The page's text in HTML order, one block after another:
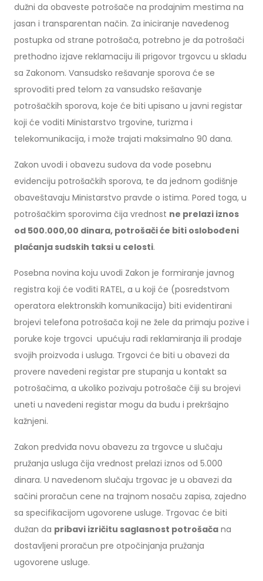
dužni da obaveste potrošače na prodajnim mestima na
jasan i transparentan način. Za iniciranje navedenog
postupka od strane potrošača, potrebno je da potrošači
prethodno izjave reklamaciju ili prigovor trgovcu u skladu
sa Zakonom. Vansudsko rešavanje sporova će se
sprovoditi pred telom za vansudsko rešavanje
potrošačkih sporova, koje će biti upisano u javni registar
koji će voditi Ministarstvo trgovine, turizma i
telekomunikacija, i može trajati maksimalno 90 dana.
Zakon uvodi i obavezu sudova da vode posebnu
evidenciju potrošačkih sporova, te da jednom godišnje
obaveštavaju Ministarstvo pravde o istima. Pored toga, u
potrošačkim sporovima čija vrednost ne prelazi iznos
od 500.000,00 dinara, potrošači će biti oslobođeni
plaćanja sudskih taksi u celosti.
Posebna novina koju uvodi Zakon je formiranje javnog
registra koji će voditi RATEL, a u koji će (posredstvom
operatora elektronskih komunikacija) biti evidentirani
brojevi telefona potrošača koji ne žele da primaju pozive i
poruke koje trgovci upućuju radi reklamiranja ili prodaje
svojih proizvoda i usluga. Trgovci će biti u obavezi da
provere navedeni registar pre stupanja u kontakt sa
potrošačima, a ukoliko pozivaju potrošače čiji su brojevi
uneti u navedeni registar mogu da budu i prekršajno
kažnjeni.
Zakon predviđa novu obavezu za trgovce u slučaju
pružanja usluga čija vrednost prelazi iznos od 5.000
dinara. U navedenom slučaju trgovac je u obavezi da
sačini proračun cene na trajnom nosaču zapisa, zajedno
sa specifikacijom ugovorene usluge. Trgovac će biti
dužan da pribavi izričitu saglasnost potrošača na
dostavljeni proračun pre otpočinjanja pružanja
ugovorene usluge.